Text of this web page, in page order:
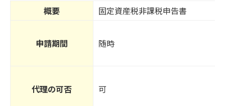
み
概要 固定資産税非課税申告書
申請期間 随時
代理の可否 可